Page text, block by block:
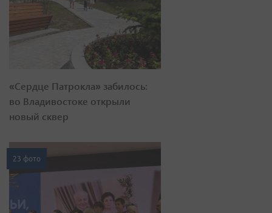
«Сердце Патрокла» забилось:
во Владивостоке открыли
новый сквер
23 фото